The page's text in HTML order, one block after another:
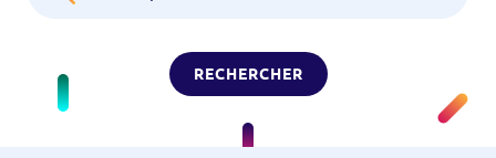
RECHERCHER